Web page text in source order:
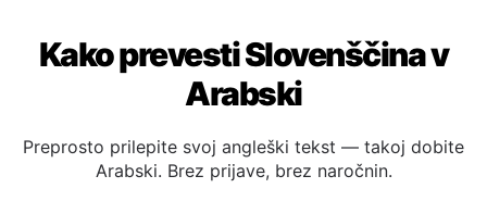
Kako prevesti Slovenščina v
Arabski